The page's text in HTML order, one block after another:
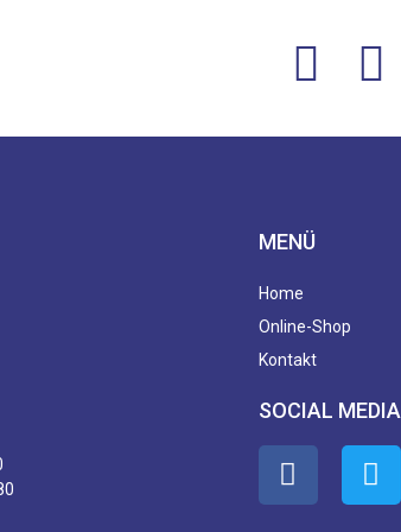
MENÜ
Home
Online-Shop
Kontakt
SOCIAL MEDIA